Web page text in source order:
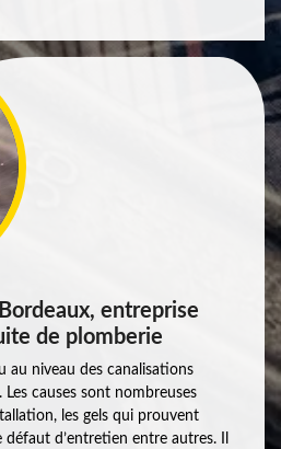
entreprise
de plomberie
au niveau des canalisations
causes sont nombreuses
les gels qui prouvent
d’entretien entre autres. Il